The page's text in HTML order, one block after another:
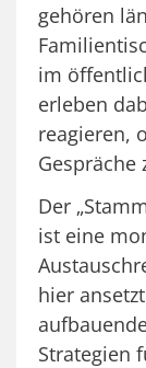
gehören
im
erleben
reagieren,
Gespräche
Der
ist eine
hier
Strategien